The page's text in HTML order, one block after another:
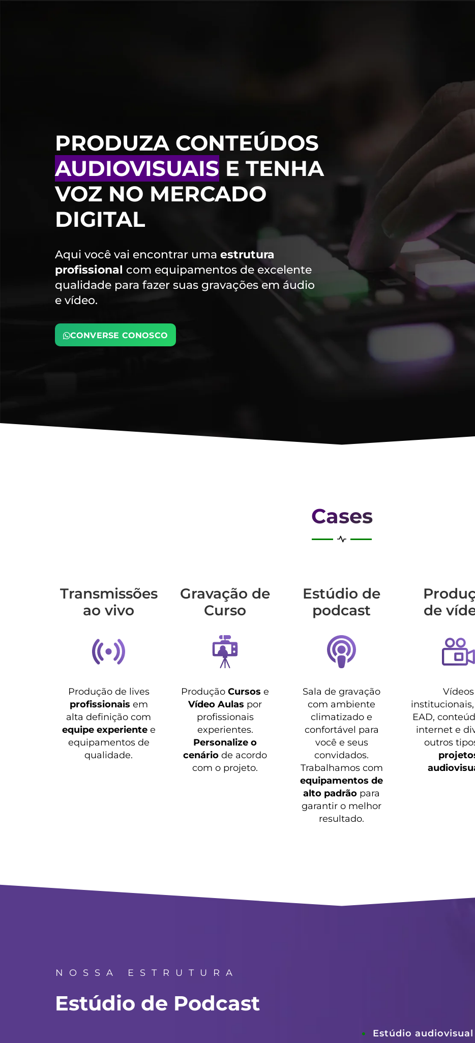
PRODUZA CONTEÚDOS
AUDIOVISUAIS E TENHA
VOZ NO MERCADO
DIGITAL
Aqui você vai encontrar uma estrutura
profissional com equipamentos de excelente
qualidade para fazer suas gravações em áudio
e vídeo.
CONVERSE CONOSCO
Cases
Transmis­sões
ao vivo
Produção de lives
profissionais em
alta definição com
equipe experientee
equipamentos de
qualidade.
Gravação de
Curso
ProduçãoCursos e
Vídeo Aulas por
profissionais
experientes.
Personalize o
cenário de acordo
com o projeto.
Estúdio de
podcast
Sala de gravação
com ambiente
climatizado e
confortável para
você e seus
convidados.
Trabalhamos com
equipamentos de
alto padrão para
garantir o melhor
resultado.
de
Vídeos
EAD,
internet e
outros
NOSSA ESTRUTURA
Estúdio de Podcast
Estúdio